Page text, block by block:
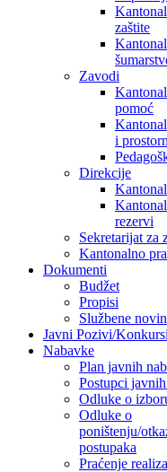
zaštite
Zavodi
pomoć
i
Direkcije
rezervi
Sekretarijat za
Kantonalno
Dokumenti
Budžet
Propisi
Službene
Javni Pozivi/Konkursi
Nabavke
Plan javnih
Postupci
Odluke o
Odluke o
poništenju/
postupaka
Praćenje